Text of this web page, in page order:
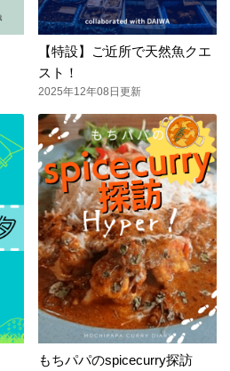
【特設】ご近所で天然魚クエ
スト！
2025年12年08日更新
もちパパのspicecurry探訪